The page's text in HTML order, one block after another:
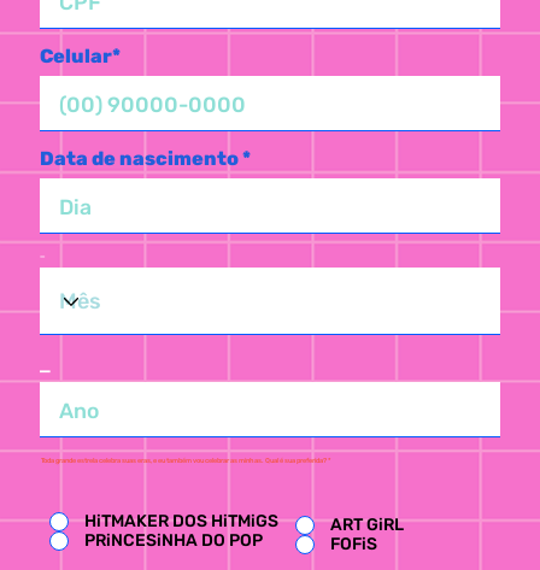
Celular*
Data de nascimento *
_
Toda grande estrela celebra suas eras, e eu também vou celebrar as minhas. Qual é sua preferida? *
HiTMAKER DOS HiTMiGS
PRiNCESiNHA DO POP
ART GiRL
FOFiS